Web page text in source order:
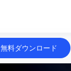
無料ダウンロード